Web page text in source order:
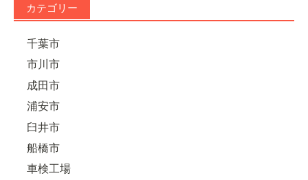
カテゴリー
千葉市
市川市
成田市
浦安市
臼井市
船橋市
車検工場